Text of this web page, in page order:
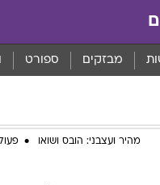
מבזקים ספורט
מהיר ועצבני: הובס ושואו